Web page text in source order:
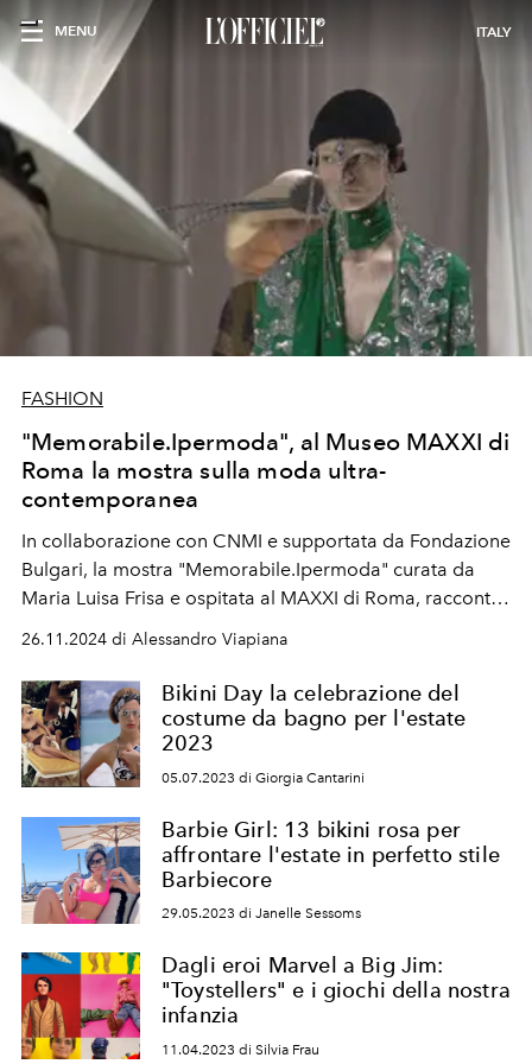
MENU ITALY
FASHION
"Memorabile.Ipermoda", al Museo MAXXI di
Roma la mostra sulla moda ultra-
contemporanea
In collaborazione con CNMI e supportata da Fondazione
Bulgari, la mostra "Memorabile.Ipermoda" curata da
Maria Luisa Frisa e ospitata al MAXXI di Roma, racconta
capi entrati nella mitologia moderna.
26.11.2024 di Alessandro Viapiana
Bikini Day la celebrazione del
costume da bagno per l'estate
2023
05.07.2023 di Giorgia Cantarini
Barbie Girl: 13 bikini rosa per
affrontare l'estate in perfetto stile
Barbiecore
29.05.2023 di Janelle Sessoms
Dagli eroi Marvel a Big Jim:
"Toystellers" e i giochi della nostra
infanzia
11.04.2023 di Silvia Frau